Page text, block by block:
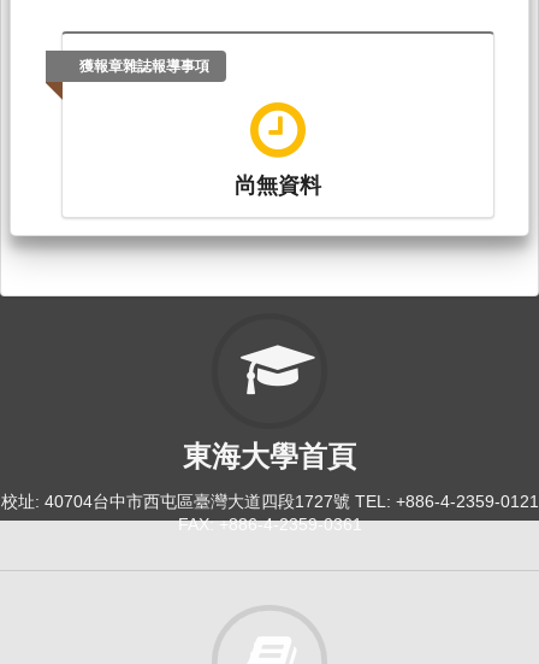
獲報章雜誌報導事項
尚無資料
東海大學首頁
校址: 40704台中市西屯區臺灣大道四段1727號 TEL: +886-4-2359-0121
FAX: +886-4-2359-0361